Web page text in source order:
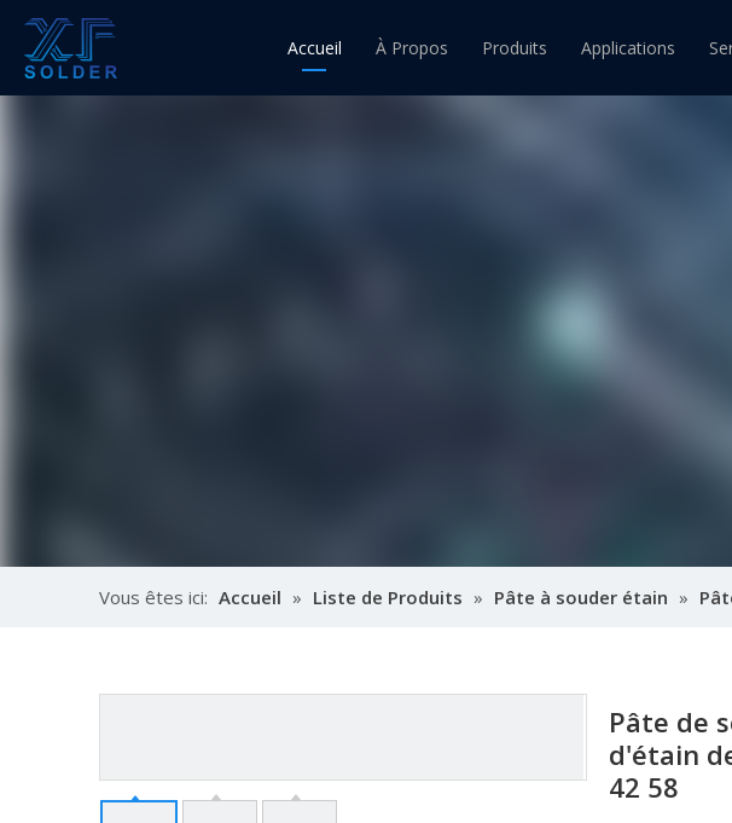
Accueil À Propos Produits Applications
Vous êtes ici: Accueil » Liste de Produits » Pâte à souder étain »
Pâte de
d'étain
42 58